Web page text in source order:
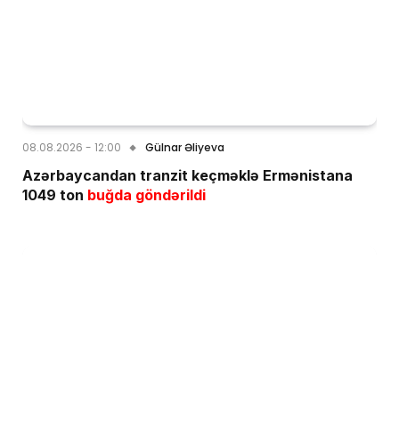
08.08.2026 - 12:00 Gülnar Əliyeva
Azərbaycandan tranzit keçməklə Ermənistana
1049 ton buğda göndərildi